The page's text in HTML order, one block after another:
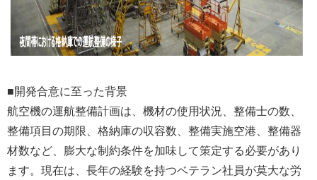
■開発合意に至った背景
航空機の運航整備計画は、機材の使用状況、整備士の数、
整備項目の期限、格納庫の収容数、整備実施空港、整備器
材数など、膨大な制約条件を加味して策定する必要があり
ます。現在は、長年の経験を持つベテラン社員が莫大な労